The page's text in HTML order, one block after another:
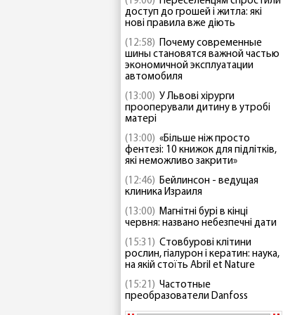
доступ до грошей і житла: які
нові правила вже діють
(12:58) Почему современные
шины становятся важной частью
экономичной эксплуатации
автомобиля
(13:00) У Львові хірурги
прооперували дитину в утробі
матері
(13:00) «Більше ніж просто
фентезі: 10 книжок для підлітків,
які неможливо закрити»
(12:46) Бейлинсон - ведущая
клиника Израиля
(13:00) Магнітні бурі в кінці
червня: названо небезпечні дати
(15:31) Стовбурові клітини
рослин, гіалурон і кератин: наука,
на якій стоїть Abril et Nature
(15:21) Частотные
преобразователи Danfoss